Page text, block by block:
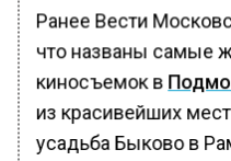
Ранее Вести
что названы самые
киносъемок в
из красивейших
усадьба Быково в